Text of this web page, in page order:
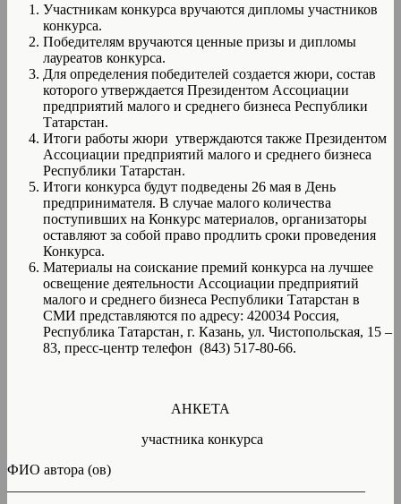
Участникам конкурса вручаются дипломы участников
конкурса.
Победителям вручаются ценные призы и дипломы
лауреатов конкурса.
Для определения победителей создается жюри, состав
которого утверждается Президентом Ассоциации
предприятий малого и среднего бизнеса Республики
Татарстан.
Итоги работы жюри утверждаются также Президентом
Ассоциации предприятий малого и среднего бизнеса
Республики Татарстан.
Итоги конкурса будут подведены 26 мая в День
предпринимателя. В случае малого количества
поступивших на Конкурс материалов, организаторы
оставляют за собой право продлить сроки проведения
Конкурса.
Материалы на соискание премий конкурса на лучшее
освещение деятельности Ассоциации предприятий
малого и среднего бизнеса Республики Татарстан в
СМИ представляются по адресу: 420034 Россия,
Республика Татарстан, г. Казань, ул. Чистопольская, 15 –
83, пресс-центр телефон (843) 517-80-66.
АНКЕТА
участника конкурса
ФИО автора (ов)